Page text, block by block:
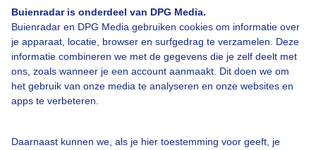
Buienradar is onderdeel van DPG Media.
Buienradar en DPG Media gebruiken cookies om informatie over
je apparaat, locatie, browser en surfgedrag te verzamelen. Deze
informatie combineren we met de gegevens die je zelf deelt met
ons, zoals wanneer je een account aanmaakt. Dit doen we om
het gebruik van onze media te analyseren en onze websites en
apps te verbeteren.
Daarnaast kunnen we, als je hier toestemming voor geeft, je
Bekijk slideshow